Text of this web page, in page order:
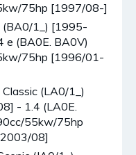
75hp [1997/08-]
(BA0/1_) [1995-
e (BA0E. BA0V)
75hp [1996/01-
(LA0/1_)
- 1.4 (LA0E.
55kw/75hp
08]